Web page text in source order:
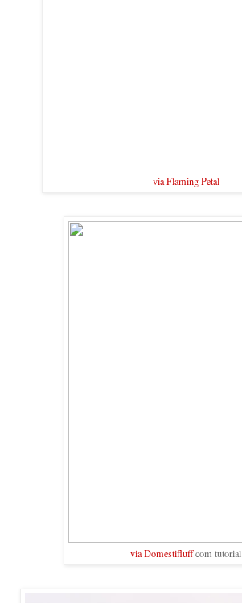
via Flaming Petal
via Domestifluffcom tutorial